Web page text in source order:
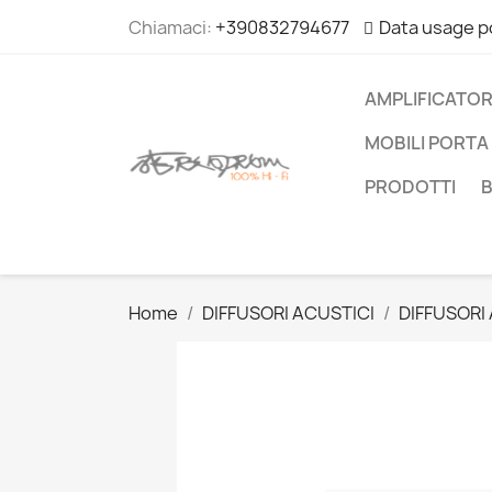
Chiamaci: +390832794677 Data usage
MOBILI
PRODOTTI
Home DIFFUSORI ACUSTICI